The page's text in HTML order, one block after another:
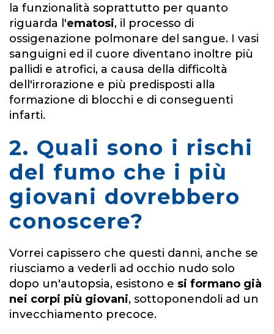
la funzionalità soprattutto per quanto
riguarda l'ematosi, il processo di
ossigenazione polmonare del sangue. I vasi
sanguigni ed il cuore diventano inoltre più
pallidi e atrofici, a causa della difficoltà
dell'irrorazione e più predisposti alla
formazione di blocchi e di conseguenti
infarti.
2. Quali sono i rischi
del fumo che i più
giovani dovrebbero
conoscere?
Vorrei capissero che questi danni, anche se
riusciamo a vederli ad occhio nudo solo
dopo un'autopsia, esistono e si formano già
nei corpi più giovani, sottoponendoli ad un
invecchiamento precoce.